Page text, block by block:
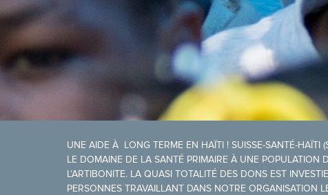
UNE AIDE À LONG TERME EN HAÏTI ! SUISSE-SANTÉ-HAÏTI
LE DOMAINE DE LA SANTÉ PRIMAIRE À UNE POPULATION
L’ARTIBONITE. LA QUASI TOTALITÉ DES DONS EST
PERSONNES TRAVAILLANT DANS NOTRE ORGANISATION